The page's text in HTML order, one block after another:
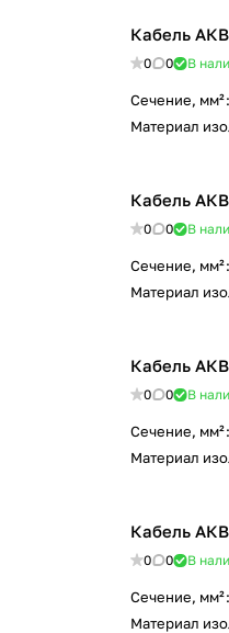
Кабель
0 0 В
Сечение, мм²:
Материал
Кабель
0 0 В
Сечение, мм²:
Материал
Кабель
0 0 В
Сечение, мм²:
Материал
Кабель
0 0 В
Сечение, мм²:
Материал